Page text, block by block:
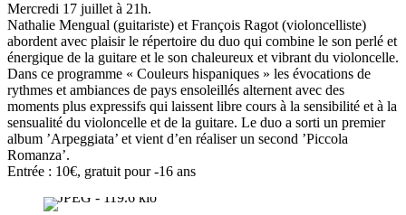
Mercredi 17 juillet à 21h.
Nathalie Mengual (guitariste) et François Ragot (violoncelliste)
abordent avec plaisir le répertoire du duo qui combine le son perlé et
énergique de la guitare et le son chaleureux et vibrant du violoncelle.
Dans ce programme « Couleurs hispaniques » les évocations de
rythmes et ambiances de pays ensoleillés alternent avec des
moments plus expressifs qui laissent libre cours à la sensibilité et à la
sensualité du violoncelle et de la guitare. Le duo a sorti un premier
album ’Arpeggiata’ et vient d’en réaliser un second ’Piccola
Romanza’.
Entrée : 10€, gratuit pour -16 ans